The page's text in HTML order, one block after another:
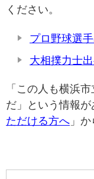
ください。
プロ野球選
大相撲力士
「この人も横浜
だ」という情報
ただける方へ 」